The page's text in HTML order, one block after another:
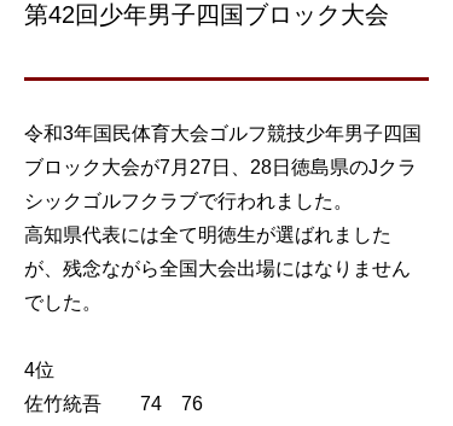
第42回少年男子四国ブロック大会
令和3年国民体育大会ゴルフ競技少年男子四国
ブロック大会が7月27日、28日徳島県のJクラ
シックゴルフクラブで行われました。
高知県代表には全て明徳生が選ばれました
が、残念ながら全国大会出場にはなりません
でした。
4位
佐竹統吾 74 76